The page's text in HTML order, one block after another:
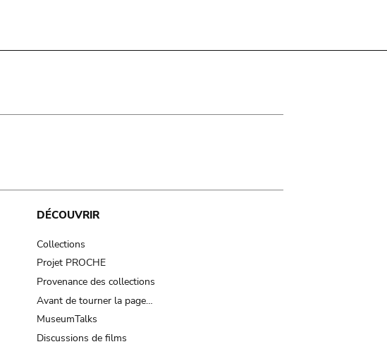
DÉCOUVRIR
Collections
Projet PROCHE
Provenance des collections
Avant de tourner la page…
MuseumTalks
Discussions de films